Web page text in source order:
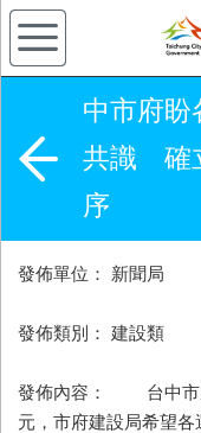
中市府盼
共識 確
序
發佈單位： 新聞局
發佈類別： 建設類
發佈內容： 台中市
元，市府建設局希望各